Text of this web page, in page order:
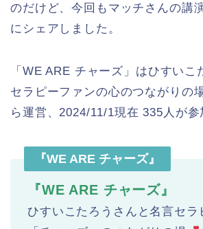
のだけど、今回もマッチさんの講
にシェアしました。
「WE ARE チャーズ」はひすいこ
セラピーファンの心のつながりの
ら運営、2024/11/1現在 335人が参
『WE ARE チャーズ』
『WE ARE チャーズ』
ひすいこたろうさんと名言セラ